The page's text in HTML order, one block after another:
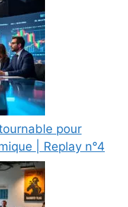
pour
| Replay n°4